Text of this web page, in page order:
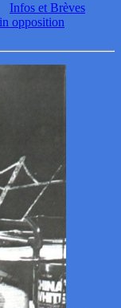
Infos et Brèves
opposition